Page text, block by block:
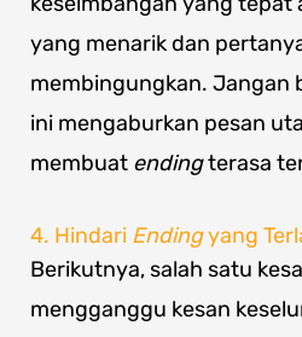
yang menarik dan
membingungkan. Jangan
ini mengaburkan pesan
membuat endingterasa
4. Hindari Endingyang
Berikutnya, salah satu
mengganggu kesan